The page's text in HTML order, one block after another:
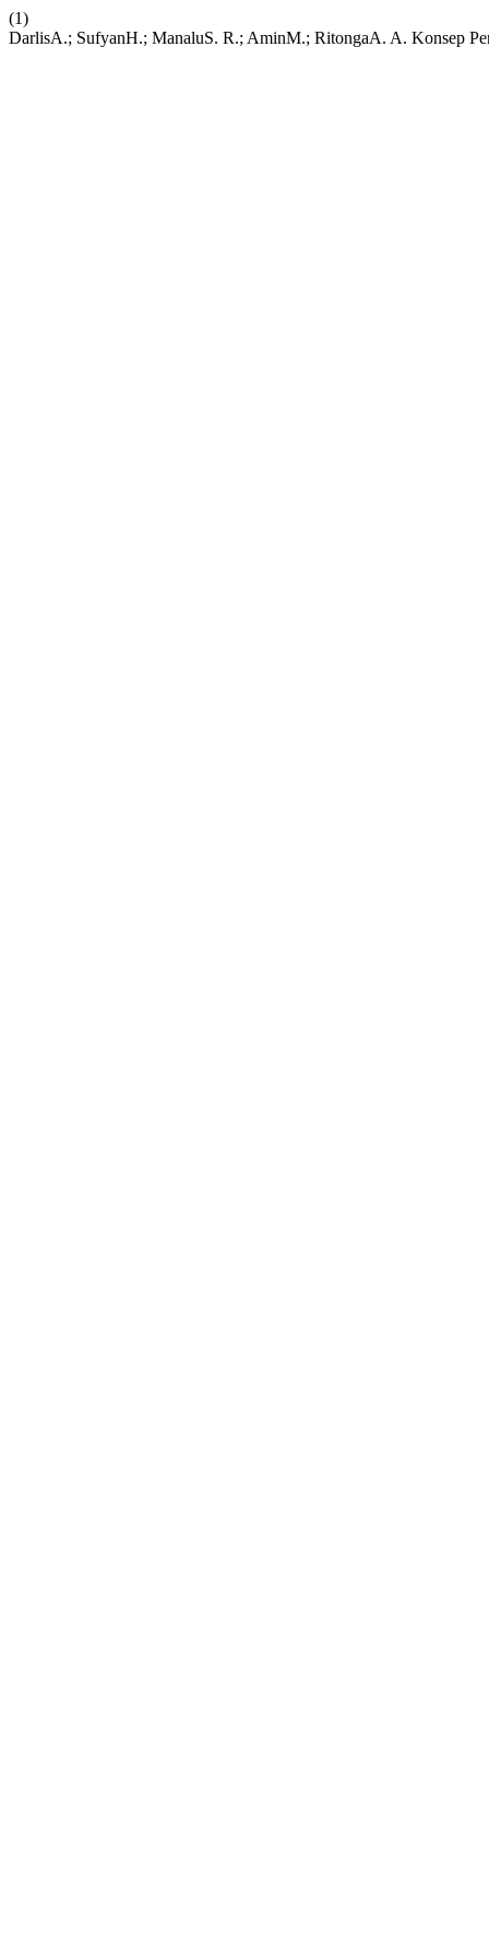
(1)
DarlisA.; SufyanH.; ManaluS. R.; AminM.; RitongaA. A. Konsep